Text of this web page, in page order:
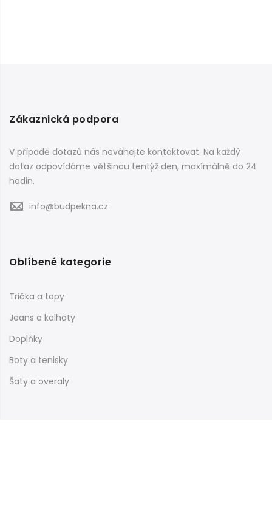
Zákaznická podpora
V případě dotazů nás neváhejte kontaktovat. Na každý
dotaz odpovídáme většinou tentýž den, maxímálně do 24
hodin.
info@budpekna.cz
Oblíbené kategorie
Trička a topy
Jeans a kalhoty
Doplňky
Boty a tenisky
Šaty a overaly